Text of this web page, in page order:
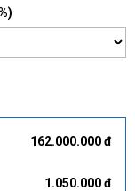
162.000.000 đ
1.050.000 đ